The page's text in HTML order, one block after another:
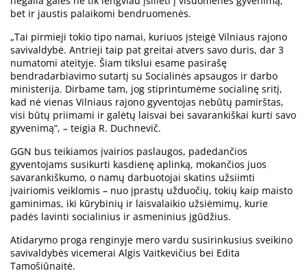
bet ir jaustis palaikomi bendruomenės.
„Tai pirmieji tokio tipo namai, kuriuos įsteigė Vilniaus rajono
savivaldybė. Antrieji taip pat greitai atvers savo duris, dar 3
numatomi ateityje. Šiam tikslui esame pasirašę
bendradarbiavimo sutartį su Socialinės apsaugos ir darbo
ministerija. Dirbame tam, jog stiprintumėme socialinę sritį,
kad nė vienas Vilniaus rajono gyventojas nebūtų pamirštas,
visi būtų priimami ir galėtų laisvai bei savarankiškai kurti savo
gyvenimą“, – teigia R. Duchnevič.
GGN bus teikiamos įvairios paslaugos, padedančios
gyventojams susikurti kasdienę aplinką, mokančios juos
savarankiškumo, o namų darbuotojai skatins užsiimti
įvairiomis veiklomis – nuo įprastų užduočių, tokių kaip maisto
gaminimas, iki kūrybinių ir laisvalaikio užsiėmimų, kurie
padės lavinti socialinius ir asmeninius įgūdžius.
Atidarymo proga renginyje mero vardu susirinkusius sveikino
savivaldybės vicemerai Algis Vaitkevičius bei Edita
Tamošiūnaitė.